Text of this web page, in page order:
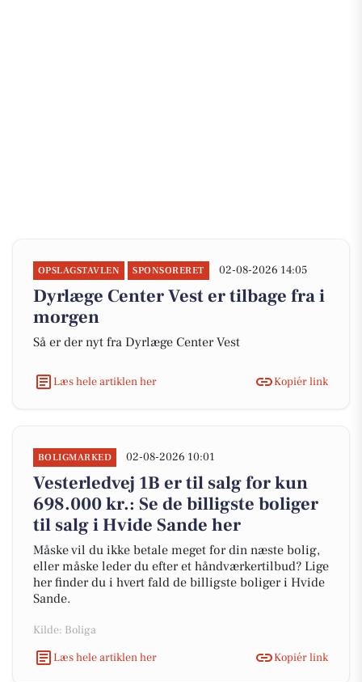
OPSLAGSTAVLEN SPONSORERET 02-08-2026 14:05
Dyrlæge Center Vest er tilbage fra i
morgen
Så er der nyt fra Dyrlæge Center Vest
Læs hele artiklen her Kopiér link
BOLIGMARKED 02-08-2026 10:01
Vesterledvej 1B er til salg for kun
698.000 kr.: Se de billigste boliger
til salg i Hvide Sande her
Måske vil du ikke betale meget for din næste bolig,
eller måske leder du efter et håndværkertilbud? Lige
her finder du i hvert fald de billigste boliger i Hvide
Sande.
Kilde: Boliga
Læs hele artiklen her
Kopiér link